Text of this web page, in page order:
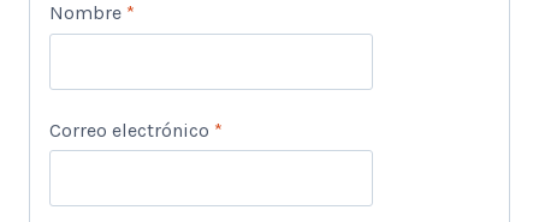
Nombre *
Correo electrónico *